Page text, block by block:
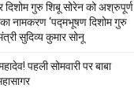
गुरु शिबू सोरेन को अश्रुपूर्ण
नामकरण ‘पद्मभूषण दिशोम गुरु
सुदिव्य कुमार सोनू
पहली सोमवारी पर बाबा